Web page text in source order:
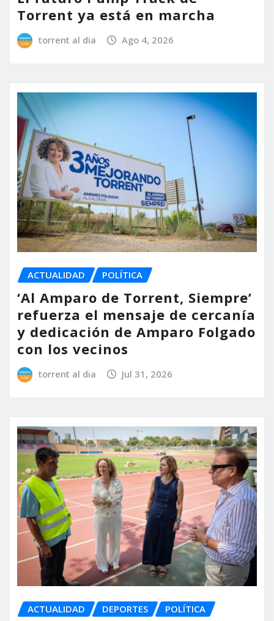
Torrent ya está en marcha
torrent al dia Ago 4, 2026
ACTUALIDAD POLÍTICA
‘Al Amparo de Torrent, Siempre’
refuerza el mensaje de cercanía
y dedicación de Amparo Folgado
con los vecinos
torrent al dia Jul 31, 2026
ACTUALIDAD DEPORTES POLÍTICA